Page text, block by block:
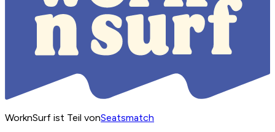
WorknSurf ist Teil vonSeatsmatch